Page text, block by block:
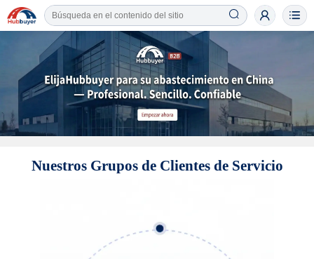
Nuestros Grupos de Clientes de Servicio